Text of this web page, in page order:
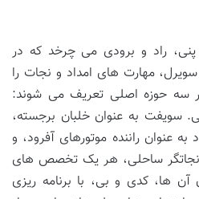
راد و برودی می چرخد که در
مهارت های امداد و نجات را
سه حوزه اصلی تعریف می شوند:
سویفت به عنوان خلبان برجسته،
عنوان راننده موتورهای آفرود، و
نجاتگر ساحلی، هر یک تخصص های
آن ها، کدی و بی، با برنامه ریزی